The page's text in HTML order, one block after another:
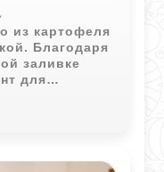
из картофеля
Благодаря
заливке
для